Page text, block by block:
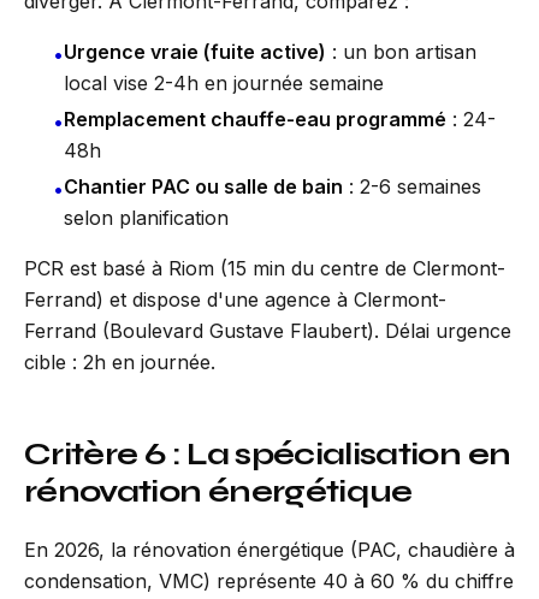
•Urgence vraie (fuite active) : un bon artisan
local vise 2-4h en journée semaine
•Remplacement chauffe-eau programmé : 24-
48h
•Chantier PAC ou salle de bain : 2-6 semaines
selon planification
PCR est basé à Riom (15 min du centre de Clermont-
Ferrand) et dispose d'une agence à Clermont-
Ferrand (Boulevard Gustave Flaubert). Délai urgence
cible : 2h en journée.
Critère 6 : La spécialisation en
rénovation énergétique
En 2026, la rénovation énergétique (PAC, chaudière à
condensation, VMC) représente 40 à 60 % du chiffre